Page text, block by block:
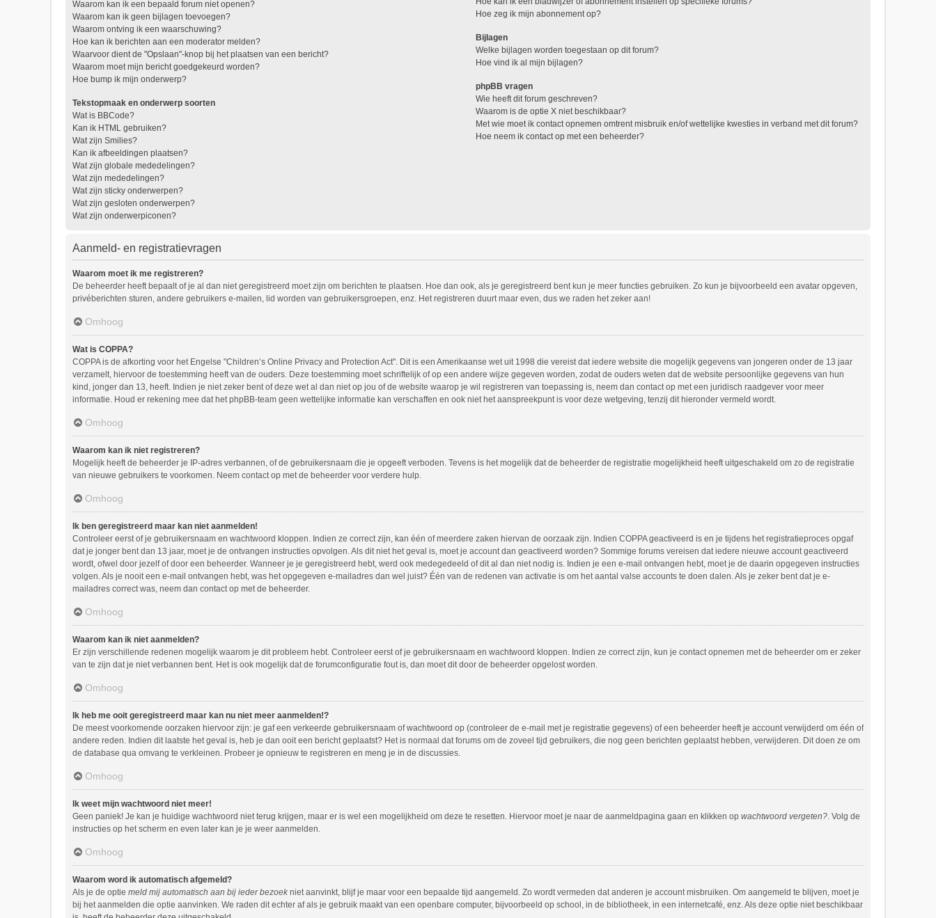
Waarom kan ik een bepaald forum niet openen?
Waarom kan ik geen bijlagen toevoegen?
Waarom ontving ik een waarschuwing?
Hoe kan ik berichten aan een moderator melden?
Waarvoor dient de "Opslaan"-knop bij het plaatsen van een bericht?
Waarom moet mijn bericht goedgekeurd worden?
Hoe bump ik mijn onderwerp?
Tekstopmaak en onderwerp soorten
Wat is BBCode?
Kan ik HTML gebruiken?
Wat zijn Smilies?
Kan ik afbeeldingen plaatsen?
Wat zijn globale mededelingen?
Wat zijn mededelingen?
Wat zijn sticky onderwerpen?
Wat zijn gesloten onderwerpen?
Wat zijn onderwerpiconen?
Hoe zeg ik mijn abonnement op?
Bijlagen
Welke bijlagen worden toegestaan op dit forum?
Hoe vind ik al mijn bijlagen?
phpBB vragen
Wie heeft dit forum geschreven?
Waarom is de optie X niet beschikbaar?
Met wie moet ik contact opnemen omtrent misbruik en/of wettelijke kwesties in verband met dit forum?
Hoe neem ik contact op met een beheerder?
Aanmeld- en registratievragen
Waarom moet ik me registreren?
De beheerder heeft bepaalt of je al dan niet geregistreerd moet zijn om berichten te plaatsen. Hoe dan ook, als je geregistreerd bent kun je meer functies gebruiken. Zo kun je bijvoorbeeld een avatar opgeven,
privéberichten sturen, andere gebruikers e-mailen, lid worden van gebruikersgroepen, enz. Het registreren duurt maar even, dus we raden het zeker aan!
Omhoog
Wat is COPPA?
COPPA is de afkorting voor het Engelse "Children’s Online Privacy and Protection Act". Dit is een Amerikaanse wet uit 1998 die vereist dat iedere website die mogelijk gegevens van jongeren onder de 13 jaar
verzamelt, hiervoor de toestemming heeft van de ouders. Deze toestemming moet schriftelijk of op een andere wijze gegeven worden, zodat de ouders weten dat de website persoonlijke gegevens van hun
kind, jonger dan 13, heeft. Indien je niet zeker bent of deze wet al dan niet op jou of de website waarop je wil registreren van toepassing is, neem dan contact op met een juridisch raadgever voor meer
informatie. Houd er rekening mee dat het phpBB-team geen wettelijke informatie kan verschaffen en ook niet het aanspreekpunt is voor deze wetgeving, tenzij dit hieronder vermeld wordt.
Omhoog
Waarom kan ik niet registreren?
Mogelijk heeft de beheerder je IP-adres verbannen, of de gebruikersnaam die je opgeeft verboden. Tevens is het mogelijk dat de beheerder de registratie mogelijkheid heeft uitgeschakeld om zo de registratie
van nieuwe gebruikers te voorkomen. Neem contact op met de beheerder voor verdere hulp.
Omhoog
Ik ben geregistreerd maar kan niet aanmelden!
Controleer eerst of je gebruikersnaam en wachtwoord kloppen. Indien ze correct zijn, kan één of meerdere zaken hiervan de oorzaak zijn. Indien COPPA geactiveerd is en je tijdens het registratieproces opgaf
dat je jonger bent dan 13 jaar, moet je de ontvangen instructies opvolgen. Als dit niet het geval is, moet je account dan geactiveerd worden? Sommige forums vereisen dat iedere nieuwe account geactiveerd
wordt, ofwel door jezelf of door een beheerder. Wanneer je je geregistreerd hebt, werd ook medegedeeld of dit al dan niet nodig is. Indien je een e-mail ontvangen hebt, moet je de daarin opgegeven instructies
volgen. Als je nooit een e-mail ontvangen hebt, was het opgegeven e-mailadres dan wel juist? Één van de redenen van activatie is om het aantal valse accounts te doen dalen. Als je zeker bent dat je e-
mailadres correct was, neem dan contact op met de beheerder.
Omhoog
Waarom kan ik niet aanmelden?
Er zijn verschillende redenen mogelijk waarom je dit probleem hebt. Controleer eerst of je gebruikersnaam en wachtwoord kloppen. Indien ze correct zijn, kun je contact opnemen met de beheerder om er zeker
van te zijn dat je niet verbannen bent. Het is ook mogelijk dat de forumconfiguratie fout is, dan moet dit door de beheerder opgelost worden.
Omhoog
Ik heb me ooit geregistreerd maar kan nu niet meer aanmelden!?
De meest voorkomende oorzaken hiervoor zijn: je gaf een verkeerde gebruikersnaam of wachtwoord op (controleer de e-mail met je registratie gegevens) of een beheerder heeft je account verwijderd om één of
andere reden. Indien dit laatste het geval is, heb je dan ooit een bericht geplaatst? Het is normaal dat forums om de zoveel tijd gebruikers, die nog geen berichten geplaatst hebben, verwijderen. Dit doen ze om
de database qua omvang te verkleinen. Probeer je opnieuw te registreren en meng je in de discussies.
Omhoog
Ik weet mijn wachtwoord niet meer!
Geen paniek! Je kan je huidige wachtwoord niet terug krijgen, maar er is wel een mogelijkheid om deze te resetten. Hiervoor moet je naar de aanmeldpagina gaan en klikken op wachtwoord vergeten?. Volg de
instructies op het scherm en even later kan je je weer aanmelden.
Omhoog
Waarom word ik automatisch afgemeld?
Als je de optie meld mij automatisch aan bij ieder bezoek niet aanvinkt, blijf je maar voor een bepaalde tijd aangemeld. Zo wordt vermeden dat anderen je account misbruiken. Om aangemeld te blijven, moet je
bij het aanmelden die optie aanvinken. We raden dit echter af als je gebruik maakt van een openbare computer, bijvoorbeeld op school, in de bibliotheek, in een internetcafé, enz. Als deze optie niet beschikbaar